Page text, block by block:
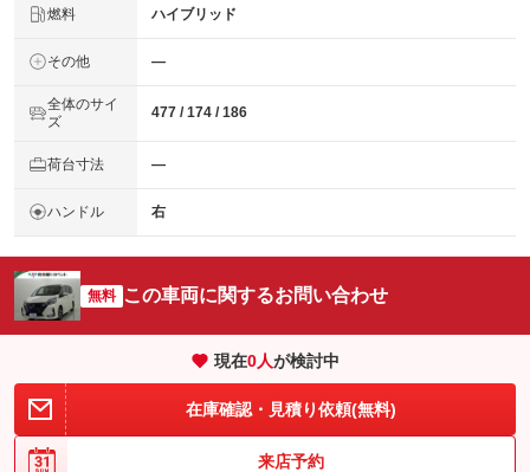
燃料 ハイブリッド
その他 ―
全体のサイ
ズ
477 / 174 / 186
荷台寸法 ―
ハンドル 右
無料 この車両に関するお問い合わせ
現在0人が検討中
在庫確認・見積り依頼(無料)
来店予約